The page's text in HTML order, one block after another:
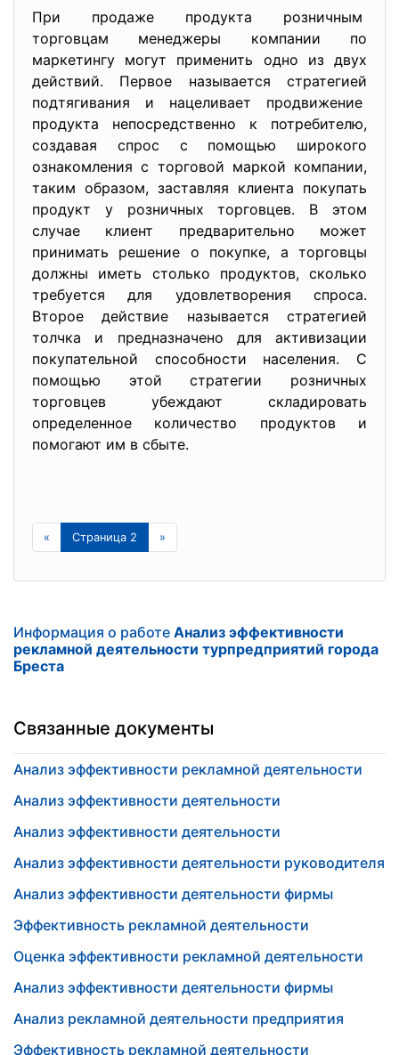
При продаже продукта розничным
торговцам менеджеры компании по
маркетингу могут применить одно из двух
действий. Первое называется стратегией
подтягивания и нацеливает продвижение
продукта непосредственно к потребителю,
создавая спрос с помощью широкого
ознакомления с торговой маркой компании,
таким образом, заставляя клиента покупать
продукт у розничных торговцев. В этом
случае клиент предварительно может
принимать решение о покупке, а торговцы
должны иметь столько продуктов, сколько
требуется для удовлетворения спроса.
Второе действие называется стратегией
толчка и предназначено для активизации
покупательной способности населения. С
помощью этой стратегии розничных
торговцев убеждают складировать
определенное количество продуктов и
помогают им в сбыте.
« Страница 2 »
Информация о работе Анализ эффективности
рекламной деятельности турпредприятий города
Бреста
Связанные документы
Анализ эффективности рекламной деятельности
Анализ эффективности деятельности
Анализ эффективности деятельности
Анализ эффективности деятельности руководителя
Анализ эффективности деятельности фирмы
Эффективность рекламной деятельности
Оценка эффективности рекламной деятельности
Анализ эффективности деятельности фирмы
Анализ рекламной деятельности предприятия
Эффективность рекламной деятельности